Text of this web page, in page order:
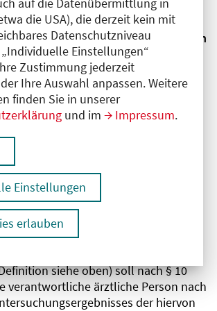
die USA), die derzeit kein mit
Datenschutzniveau
Einstellungen“
Zustimmung jederzeit
Ihre Auswahl anpassen. Weitere
finden Sie in unserer
und im Impressum.
Einstellungen
erlauben
verlangen.
zur genetischen Beratung nach
genetische Beratung durchgeführt
wen?
des GenDG am 1. Februar
die Pflicht zur genetischen
mit einer genetischen
Gesetz legt dabei fest, in welchen
Beratung nur angeboten
welchen Fällen eine genetische
durchzuführen ist.
genetischen
siehe oben) soll nach § 10
verantwortliche ärztliche Person nach
der hiervon